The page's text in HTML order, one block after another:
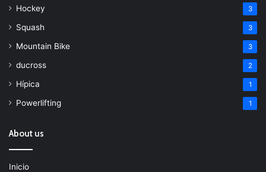
Hockey 3
Squash 3
Mountain Bike 3
ducross 2
Hípica 1
Powerlifting 1
About us
Inicio